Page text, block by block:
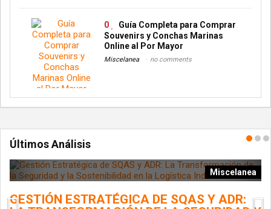
0
Guía Completa para Comprar
Souvenirs y Conchas Marinas
Online al Por Mayor
Miscelanea no comments
Últimos Análisis
Miscelanea
GESTIÓN ESTRATÉGICA DE SQAS Y ADR: